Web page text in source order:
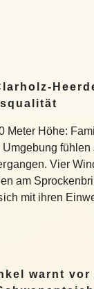
Meter Höhe:
fühlen
Vier
am
mit ihren
warnt vor